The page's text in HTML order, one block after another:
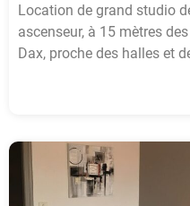
Location de grand studio
ascenseur, à 15 mètres
Dax, proche des halles et